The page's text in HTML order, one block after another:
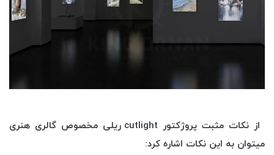
از نکات مثبت پروژکتور cutlight ریلی مخصوص گالری هنری
میتوان به این نکات اشاره کرد: